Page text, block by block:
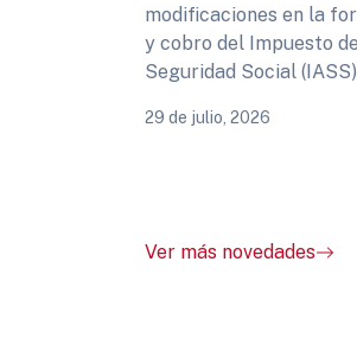
modificaciones en la
y cobro del Impuesto
Seguridad Social
29 de julio, 2026
Ver más novedades